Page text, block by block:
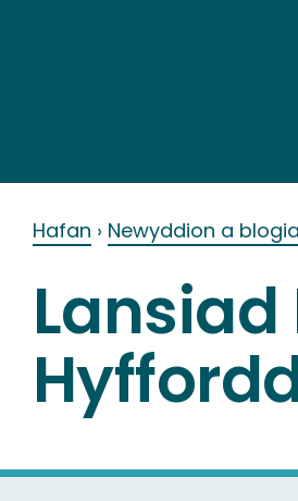
Hafan › Newyddion a